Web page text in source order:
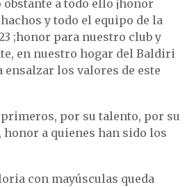
obstante a todo ello ¡honor
y todo el equipo de la
;honor para nuestro club y
en nuestro hogar del Baldiri
ensalzar los valores de este
por su talento, por su
honor a quienes han sido los
con mayúsculas queda